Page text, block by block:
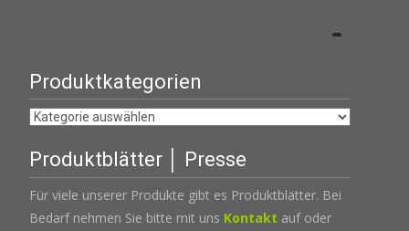
Produktkategorien
Produktblätter │ Presse
Für viele unserer Produkte gibt es Produktblätter. Bei
Bedarf nehmen Sie bitte mit uns Kontakt auf oder